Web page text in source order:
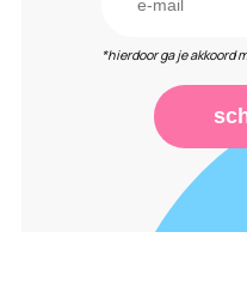
*hierdoor ga je akkoord